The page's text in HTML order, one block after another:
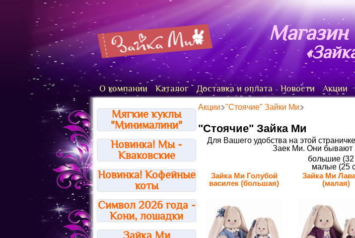
Магазин
О компании Каталог Доставка и оплата Новости Акции
Мягкие куклы
"Минималини"
Новинка! Мы -
Кваковские
Новинка! Кофейные
коты
Символ 2026 года -
Кони, лошадки
Зайка Ми
Акции "Стоячие" Зайки Ми
"Стоячие" Зайка Ми
Для Вашего удобства на этой
Заек Ми. Они бывают
большие
малые (25
Зайка Ми Голубой
василек (большая)
Зайка Ми
(малая)